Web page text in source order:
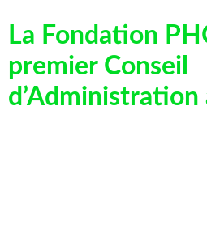
La Fondation
premier Conseil
d’Administration